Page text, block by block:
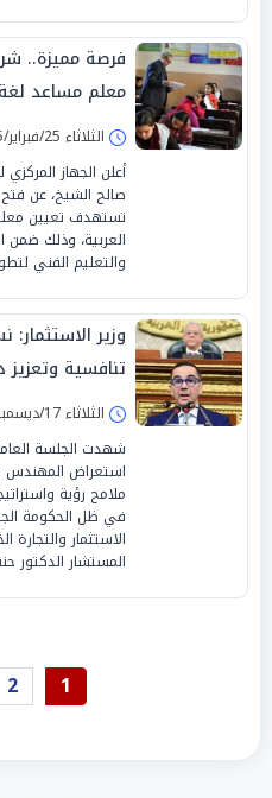
فرصة مميزة..
معلم مساعد لغة
الثلاثاء 25/فبراير/2025 - 10:00 م
أعلن الجهاز المركزي
صالح الشيخ، عن
تستهدف تعيين
العربية، وذلك ضمن
والتعليم الفني
وزير
تنافسية وتعزيز
الثلاثاء 17/ديسمبر/2024 - 12:57 م
شهدت الجلسة
استعراض المهندس
ملامح رؤية
في ظل الحكومة
الاستثمار والتجارة
المستشار الدكتور
1
2